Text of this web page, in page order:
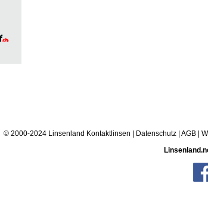
© 2000-2024 Linsenland Kontaktlinsen Datenschutz AGB